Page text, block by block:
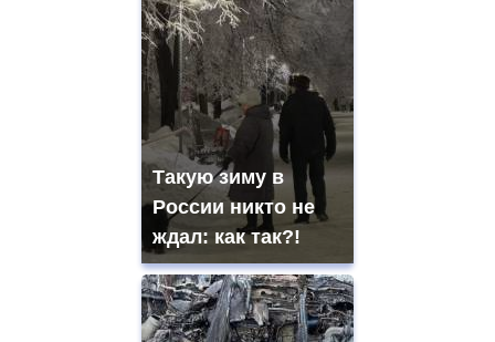
Такую зиму в
России никто не
ждал: как так?!